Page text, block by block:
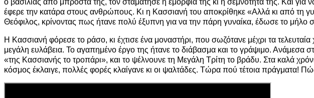
ο βασιλιάς από μπροστά της, τον σταμάτησε ή εμορφιά της κι η σεμνότητά της. Και
έφερε την κατάρα στους ανθρώπους. Κι η Κασσιανή του αποκρίθηκε «Αλλά κι από τη
Θεόφιλος, κρίνοντας πως ήτανε πολύ έξυπνη για να την πάρη γυναίκα, έδωσε το μήλο
Η Κασσιανή φόρεσε το ράσο, κι έχτισε ένα μοναστήρι, που σωζότανε μέχρι τα τελευταία
μεγάλη ευλάβεια. Το αγαπημένο έργο της ήτανε το διάβασμα και το γράψιμο. Ανάμεσα
«της Κασσιανής το τροπάρι», και το ψέλνουνε τη Μεγάλη Τρίτη το βράδυ. Στα καλά
κόσμος έκλαιγε, πολλές φορές κλαίγανε κι οι ψαλτάδες. Τώρα πού τέτοια πράγματα!